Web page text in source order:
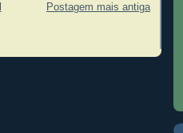
Postagem mais antiga